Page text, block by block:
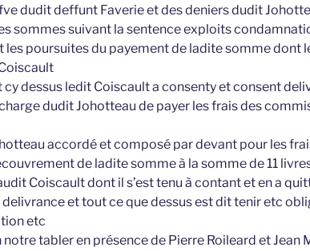
dudit deffunt Faverie et des deniers dudit
sommes suivant la sentence exploits
les poursuites du payement de ladite somme dont
dessus ledit Coiscault a consenty et consent
dudit Johotteau de payer les frais des
accordé et composé par devant pour les
de ladite somme à la somme de 11
Coiscault dont il s’est tenu à contant et en a
et tout ce que dessus est dit tenir etc
etc
tabler en présence de Pierre Roileard et Jean